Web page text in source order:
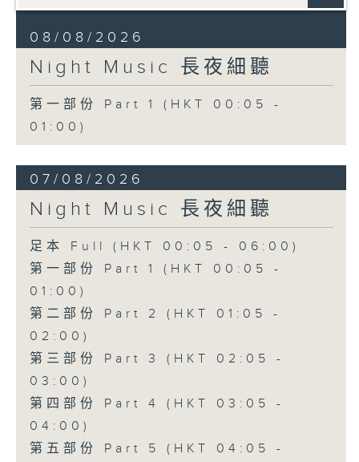
08/08/2026
Night Music 長夜細聽
第一部份 Part 1 (HKT 00:05 -
01:00)
07/08/2026
Night Music 長夜細聽
足本 Full (HKT 00:05 - 06:00)
第一部份 Part 1 (HKT 00:05 -
01:00)
第二部份 Part 2 (HKT 01:05 -
02:00)
第三部份 Part 3 (HKT 02:05 -
03:00)
第四部份 Part 4 (HKT 03:05 -
04:00)
第五部份 Part 5 (HKT 04:05 -